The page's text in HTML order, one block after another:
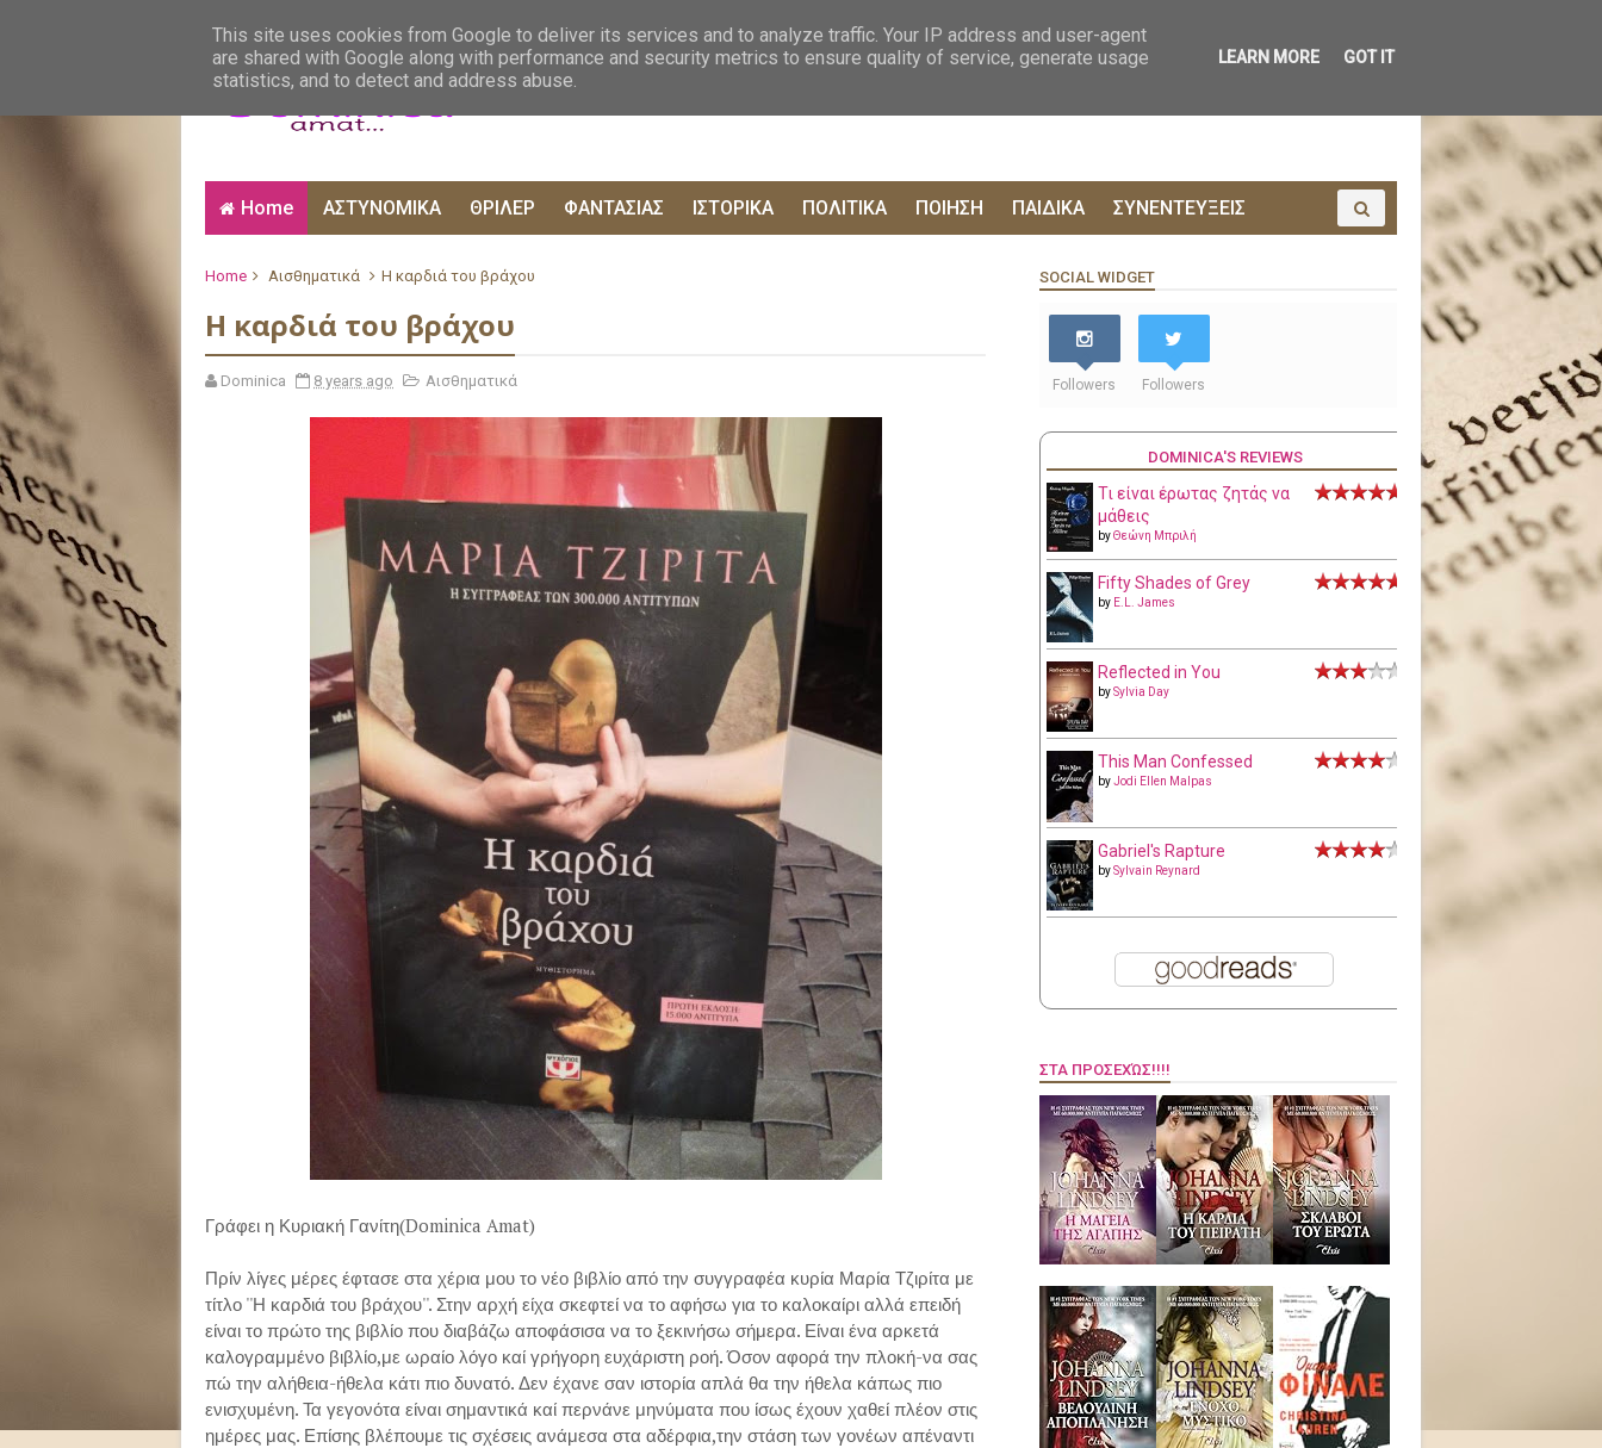
Home ΑΣΤΥΝΟΜΙΚΑ ΘΡΙΛΕΡ ΦΑΝΤΑΣΙΑΣ ΙΣΤΟΡΙΚΑ ΠΟΛΙΤΙΚΑ ΠΟΙΗΣΗ ΠΑΙΔΙΚΑ ΣΥΝΕΝΤΕΥΞΕΙΣ
Home Αισθηματικά Η καρδιά του βράχου
Η καρδιά του βράχου
Dominica 8 years ago Αισθηματικά
Γράφει η Κυριακή Γανίτη(Dominica Amat)
Πρίν λίγες μέρες έφτασε στα χέρια μου το νέο βιβλίο από την συγγραφέα κυρία Μαρία Τζιρίτα με
τίτλο ''Η καρδιά του βράχου''. Στην αρχή είχα σκεφτεί να το αφήσω για το καλοκαίρι αλλά επειδή
είναι το πρώτο της βιβλίο που διαβάζω αποφάσισα να το ξεκινήσω σήμερα. Είναι ένα αρκετά
καλογραμμένο βιβλίο,με ωραίο λόγο καί γρήγορη ευχάριστη ροή. Όσον αφορά την πλοκή-να σας
πώ την αλήθεια-ήθελα κάτι πιο δυνατό. Δεν έχανε σαν ιστορία απλά θα την ήθελα κάπως πιο
ενισχυμένη. Τα γεγονότα είναι σημαντικά καί περνάνε μηνύματα που ίσως έχουν χαθεί πλέον στις
ημέρες μας. Επίσης βλέπουμε τις σχέσεις ανάμεσα στα αδέρφια,την στάση των γονέων απέναντι
SOCIAL WIDGET
Followers Followers
DOMINICA'S REVIEWS
Τι είναι έρωτας ζητάς να
μάθεις
byΘεώνη Μπριλή
Fifty Shades of Grey
by E.L. James
Reflected in You
bySylvia Day
This Man Confessed
byJodi Ellen Malpas
Gabriel's Rapture
bySylvain Reynard
ΣΤΑ ΠΡΟΣΕΧΏΣ!!!!
This site uses cookies from Google to deliver its services and to analyze traffic. Your IP address and user-agent
are shared with Google along with performance and security metrics to ensure quality of service, generate usage
statistics, and to detect and address abuse.
LEARN MORE GOT IT